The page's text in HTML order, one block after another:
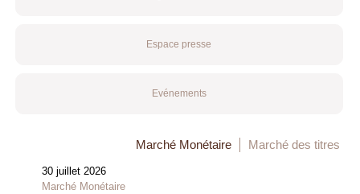
Espace presse
Evénements
Marché Monétaire Marché des titres
30 juillet 2026
Marché Monétaire